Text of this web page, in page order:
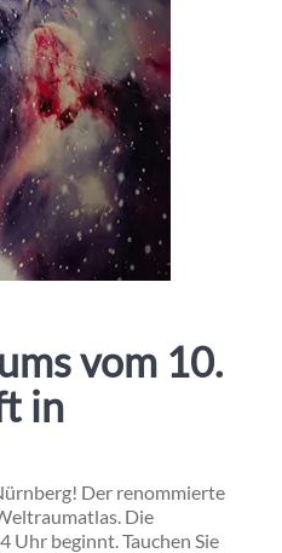
vom 10.
in
Der renommierte
Die
Uhr beginnt. Tauchen Sie